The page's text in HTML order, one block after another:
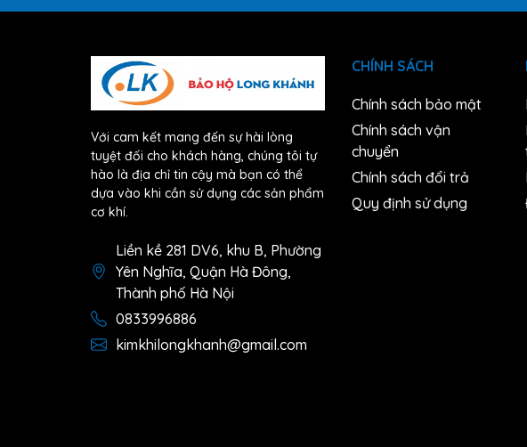
Với cam kết mang đến sự hài lòng
tuyệt đối cho khách hàng, chúng tôi tự
hào là địa chỉ tin cậy mà bạn có thể
dựa vào khi cần sử dụng các sản phẩm
cơ khí.
Liền kề 281 DV6, khu B, Phường
Yên Nghĩa, Quận Hà Đông,
Thành phố Hà Nội
0833996886
kimkhilongkhanh@gmail.com
CHÍNH SÁCH
Chính sách bảo mật
Chính sách vận
chuyển
Chính sách đổi trả
Quy định sử dụng